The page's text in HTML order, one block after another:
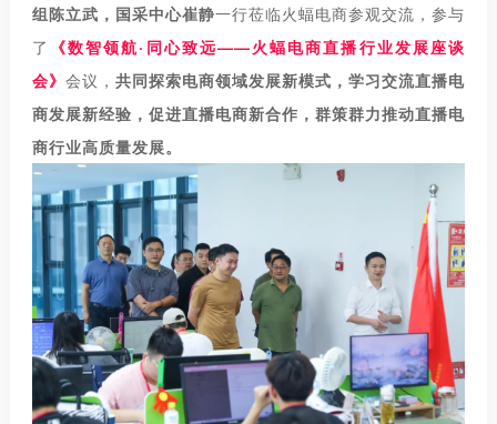
组陈立武，国采中心崔静一行莅临火蝠电商参观交流，参与
了 《数智领航·同心致远——火蝠电商直播行业发展座谈
会》 会议， 共同探索电商领域发展新模式，学习交流直播电
商发展新经验，促进直播电商新合作，群策群力推动直播电
商行业高质量发展。